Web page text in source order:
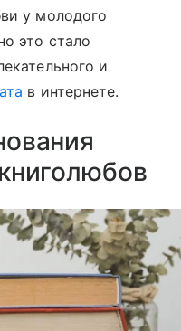
у молодого
это стало
и
в интернете.